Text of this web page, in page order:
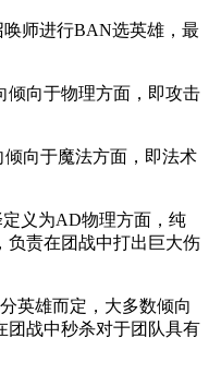
师进行BAN选英雄，最
倾向于物理方面，即攻击
向于魔法方面，即法术
义为AD物理方面，纯
负责在团战中打出巨大伤
英雄而定，大多数倾向
团战中秒杀对于团队具有